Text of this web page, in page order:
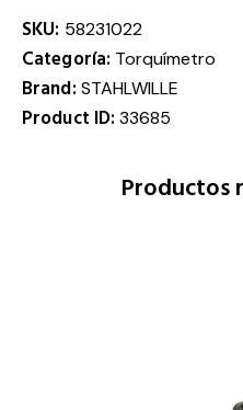
SKU: 58231022
Categoría: Torquímetro
Brand: STAHLWILLE
Product ID:33685
Productos